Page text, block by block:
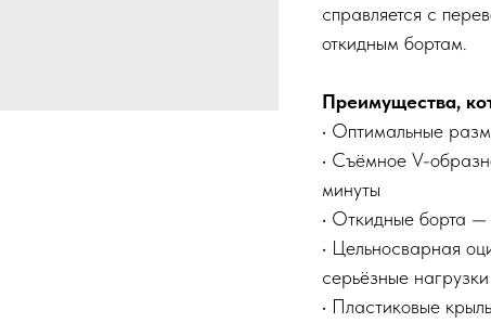
справляется с
откидным бортам.
Преимущества,
• Оптимальные
• Съёмное V-
минуты
• Откидные борта —
• Цельносварная
серьёзные нагрузки
• Пластиковые